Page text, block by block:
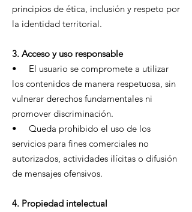
principios de ética, inclusión y respeto por
la identidad territorial.
3. Acceso y uso responsable
• El usuario se compromete a utilizar
los contenidos de manera respetuosa, sin
vulnerar derechos fundamentales ni
promover discriminación.
• Queda prohibido el uso de los
servicios para fines comerciales no
autorizados, actividades ilícitas o difusión
de mensajes ofensivos.
4. Propiedad intelectual